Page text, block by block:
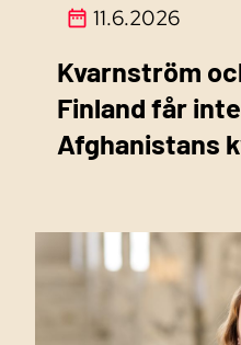
11.6.2026
Kvarnström
Finland får
Afghanistans